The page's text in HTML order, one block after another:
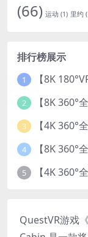
(66) 运动 (1) 里约
排行榜展示
1 【8K
2 【8K 360°
3 【4K 360°
4 【8K 360°
5 【4K 360°
QuestVR游戏